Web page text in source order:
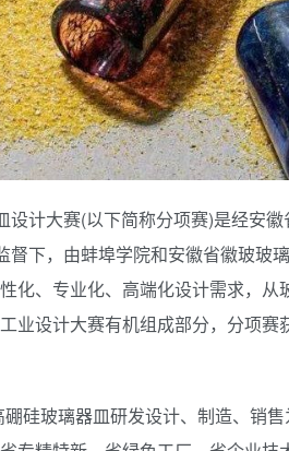
设计大赛(以下简称分项赛)是经安
下，由蚌埠学院和安徽省徽玻玻
化、专业化、高端化设计需求，
业设计大赛有机组成部分，分项
硅玻璃器皿研发设计、制造、销